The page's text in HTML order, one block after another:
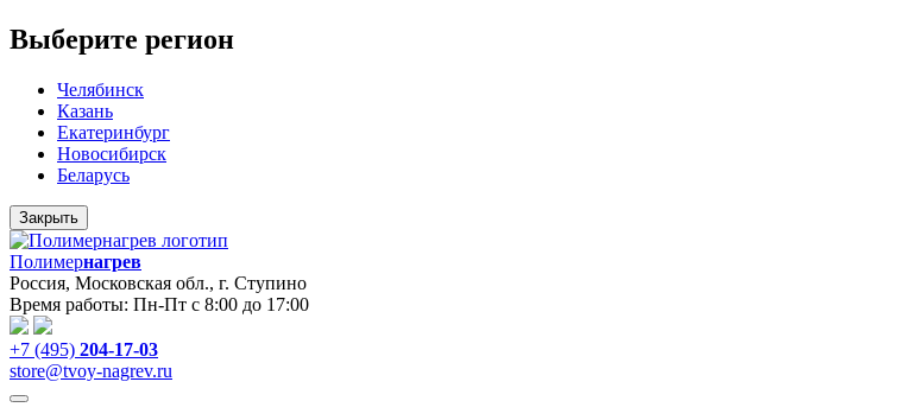
Выберите регион
Челябинск
Казань
Екатеринбург
Новосибирск
Беларусь
Закрыть
Полимернагрев
Россия, Московская обл., г. Ступино
Время работы: Пн-Пт с 8:00 до 17:00
+7 (495) 204-17-03
store@tvoy-nagrev.ru